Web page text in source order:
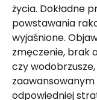
życia. Dokładne
powstawania
wyjaśnione.
zmęczenie, brak
czy
odpowiedniej